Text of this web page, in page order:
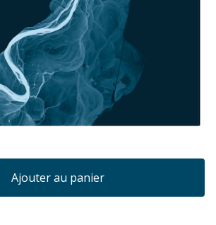
Ajouter au panier